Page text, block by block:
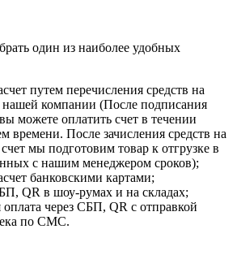
один из наиболее удобных
путем перечисления средств на
нашей компании (После подписания
можете оплатить счет в течении
времени. После зачисления средств на
мы подготовим товар к отгрузке в
с нашим менеджером сроков);
банковскими картами;
QR в шоу-румах и на складах;
через СБП, QR с отправкой
по СМС.